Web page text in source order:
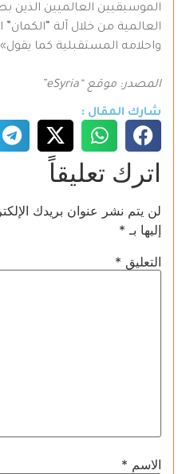
الموسيقيين العالميين الذين
العالمية من خلال آلة
واحلامه المستقبلية كما
المصدر: موقع “eSyria”
شارك المقال :
اترك تعليقاً
لن يتم نشر عنوان بريدك
إليها بـ *
التعليق *
الاسم *